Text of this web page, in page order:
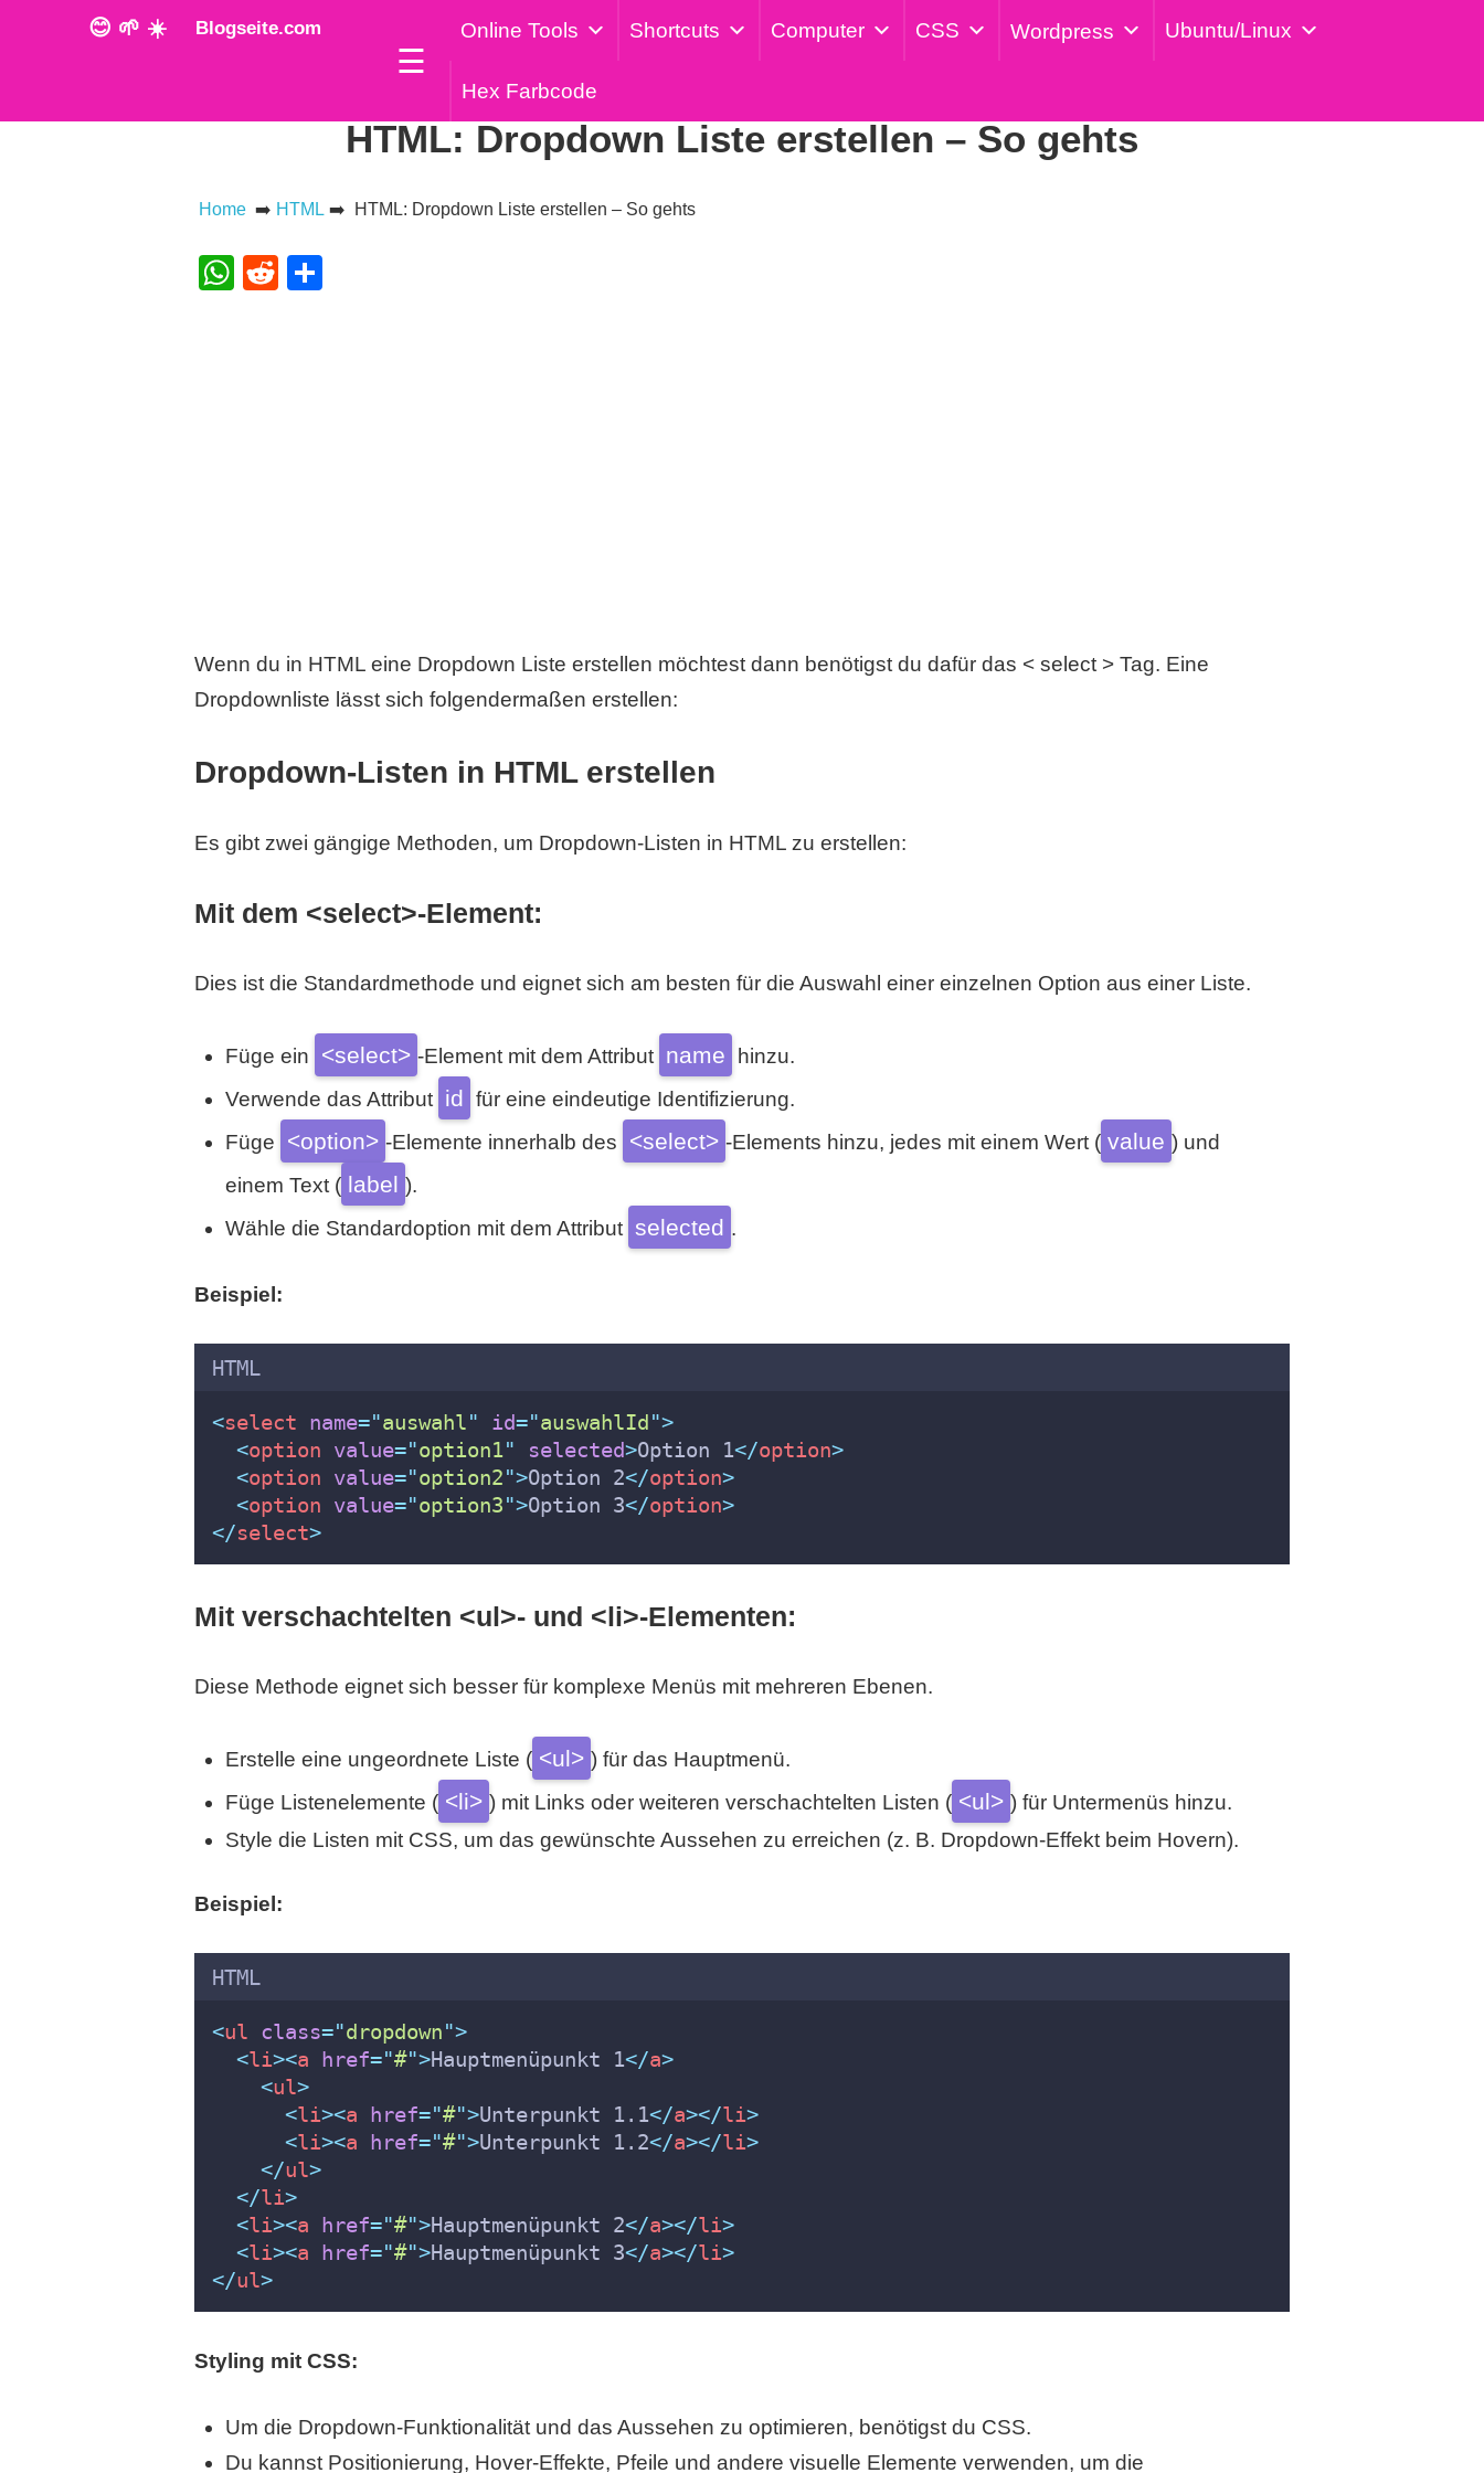
😊 🌱 ☀️ Blogseite.com
☰
Online Tools Shortcuts Computer CSS Wordpress Ubuntu/Linux
Hex Farbcode
HTML: Dropdown Liste erstellen – So gehts
Home ➡️ HTML ➡️ HTML: Dropdown Liste erstellen – So gehts
WhatsApp
Reddit
Wenn du in HTML eine Dropdown Liste erstellen möchtest dann benötigst du dafür das < select > Tag. Eine
Dropdownliste lässt sich folgendermaßen erstellen:
Dropdown-Listen in HTML erstellen
Es gibt zwei gängige Methoden, um Dropdown-Listen in HTML zu erstellen:
Mit dem <select>-Element:
Dies ist die Standardmethode und eignet sich am besten für die Auswahl einer einzelnen Option aus einer Liste.
Füge ein <select> -Element mit dem Attribut name
hinzu.
Verwende das Attribut id für eine eindeutige Identifizierung.
Füge
<option> -Elemente innerhalb des <select> -Elements hinzu, jedes mit einem Wert ( value ) und
einem Text ( label ).
Wähle die Standardoption mit dem Attribut selected .
Beispiel:
HTML
<select name="auswahl" id="auswahlId">
<option value="option1" selected>Option 1</option>
<option value="option2">Option 2</option>
<option value="option3">Option 3</option>
</select>
Mit verschachtelten <ul>- und <li>-Elementen:
Diese Methode eignet sich besser für komplexe Menüs mit mehreren Ebenen.
Erstelle eine ungeordnete Liste ( <ul> ) für das Hauptmenü.
Füge Listenelemente ( <li> ) mit Links oder weiteren verschachtelten Listen ( <ul> ) für Untermenüs hinzu.
Style die Listen mit CSS, um das gewünschte Aussehen zu erreichen (z. B. Dropdown-Effekt beim Hovern).
Beispiel:
HTML
<ul class="dropdown">
<li><a href="#">Hauptmenüpunkt 1</a>
<ul>
<li><a href="#">Unterpunkt 1.1</a></li>
<li><a href="#">Unterpunkt 1.2</a></li>
</ul>
</li>
<li><a href="#">Hauptmenüpunkt 2</a></li>
<li><a href="#">Hauptmenüpunkt 3</a></li>
</ul>
Styling mit CSS:
Um die Dropdown-Funktionalität und das Aussehen zu optimieren, benötigst du CSS.
Du kannst Positionierung, Hover-Effekte, Pfeile und andere visuelle Elemente verwenden, um die